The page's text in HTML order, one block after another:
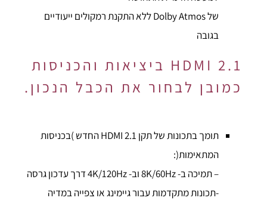
של Dolby Atmos ללא התקנת רמקולים ייעודיים
בגובה
HDMI 2.1 ביציאות והכניסות
כמובן לבחור את הכבל הנכון.
תומך בתכונות של תקן HDMI 2.1 החדש )בכניסות
המתאימות(:
– תמיכה ב- 8K/60Hz וב- 4K/120Hz דרך עדכון גרסה
-תכונות מתקדמות עבור גיימינג או צפייה במדיה